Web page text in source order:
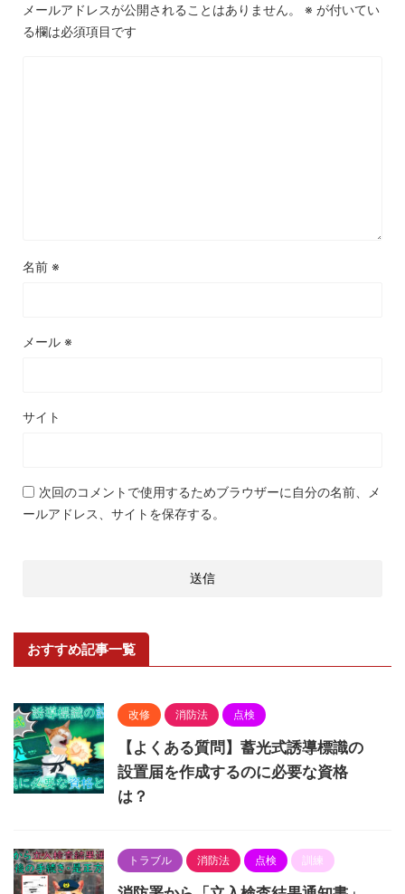
メールアドレスが公開されることはありません。 ※ が付いてい
る欄は必須項目です
名前 ※
メール ※
サイト
次回のコメントで使用するためブラウザーに自分の名前、メ
ールアドレス、サイトを保存する。
おすすめ記事一覧
改修 消防法 点検
【よくある質問】蓄光式誘導標識の
設置届を作成するのに必要な資格
は？
トラブル 消防法 点検 訓練